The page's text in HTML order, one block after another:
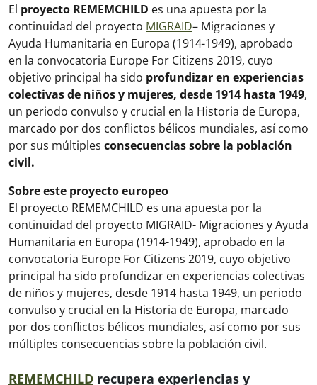
El proyecto REMEMCHILD es una apuesta por la
continuidad del proyecto MIGRAID– Migraciones y
Ayuda Humanitaria en Europa (1914-1949), aprobado
en la convocatoria Europe For Citizens 2019, cuyo
objetivo principal ha sido profundizar en experiencias
colectivas de niños y mujeres, desde 1914 hasta 1949,
un periodo convulso y crucial en la Historia de Europa,
marcado por dos conflictos bélicos mundiales, así como
por sus múltiples consecuencias sobre la población
civil.
Sobre este proyecto europeo
El proyecto REMEMCHILD es una apuesta por la
continuidad del proyecto MIGRAID- Migraciones y Ayuda
Humanitaria en Europa (1914-1949), aprobado en la
convocatoria Europe For Citizens 2019, cuyo objetivo
principal ha sido profundizar en experiencias colectivas
de niños y mujeres, desde 1914 hasta 1949, un periodo
convulso y crucial en la Historia de Europa, marcado
por dos conflictos bélicos mundiales, así como por sus
múltiples consecuencias sobre la población civil.
REMEMCHILD recupera experiencias y